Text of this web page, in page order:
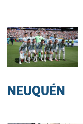
NEUQUÉN